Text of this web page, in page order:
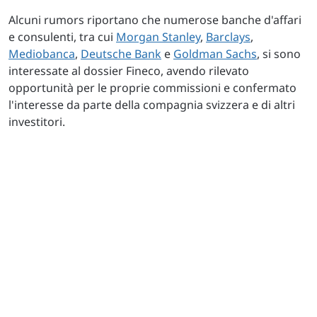
Alcuni rumors riportano che numerose banche d'affari
e consulenti, tra cui Morgan Stanley, Barclays,
Mediobanca, Deutsche Bank e Goldman Sachs, si sono
interessate al dossier Fineco, avendo rilevato
opportunità per le proprie commissioni e confermato
l'interesse da parte della compagnia svizzera e di altri
investitori.